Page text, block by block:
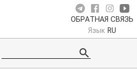
ОБРАТНАЯ СВЯЗЬ
Язык RU